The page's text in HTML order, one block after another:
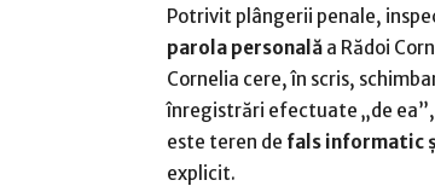
Potrivit plângerii penale,
parola personală a Rădoi
Cornelia cere, în scris,
înregistrări efectuate „de
este teren de fals informatic
explicit.